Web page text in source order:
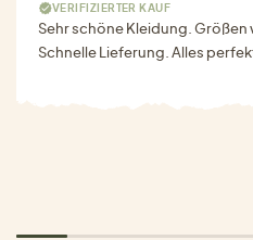
VERIFIZIERTER KAUF
Sehr schöne Kleidung. Größen
Schnelle Lieferung. Alles